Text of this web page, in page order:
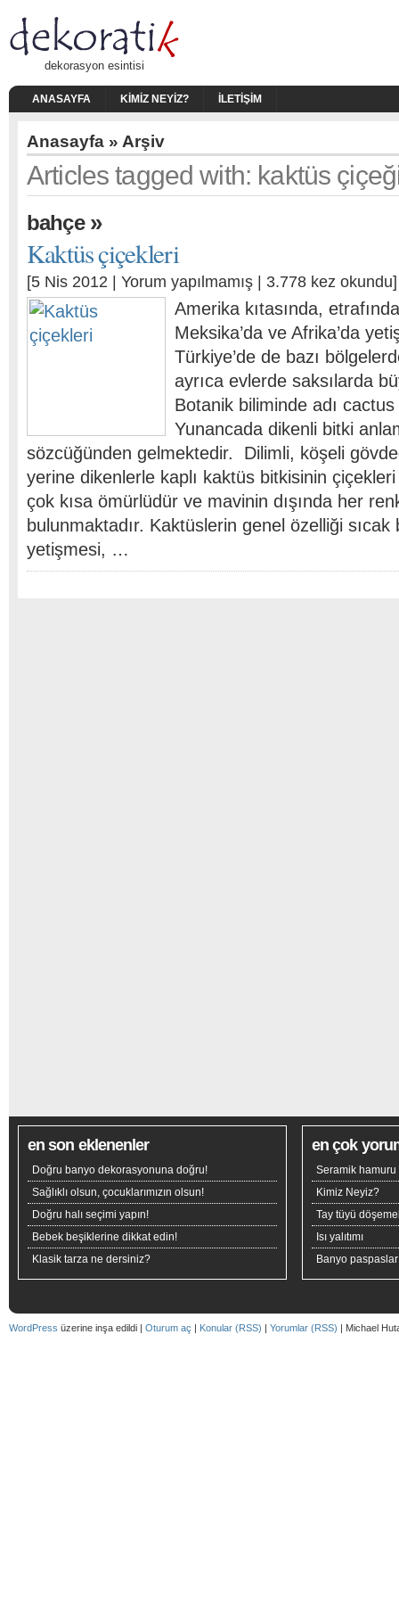
dekorasyon esintisi
ANASAYFA KIMIZ NEYIZ? İLETIŞIM
Anasayfa » Arşiv
Articles tagged with: kaktüs
bahçe»
Kaktüs çiçekleri
[5 Nis 2012 | Yorum yapılmamış | 3.778 kez okundu]
Amerika kıtasında,
Meksika’da ve Afrika’da
Türkiye’de de bazı
ayrıca evlerde saksılarda
Botanik biliminde adı
Yunancada dikenli bitki
sözcüğünden gelmektedir. Dilimli, köşeli
yerine dikenlerle kaplı kaktüs bitkisinin
çok kısa ömürlüdür ve mavinin dışında her
bulunmaktadır. Kaktüslerin genel özelliği sıcak
yetişmesi, …
en son eklenenler
Doğru banyo dekorasyonuna doğru!
Sağlıklı olsun, çocuklarımızın olsun!
Doğru halı seçimi yapın!
Bebek beşiklerine dikkat edin!
Klasik tarza ne dersiniz?
en çok
Seramik hamuru
Kimiz Neyiz?
Tay tüyü
Isı yalıtımı
Banyo
WordPress üzerine inşa edildi | Oturum aç | Konular (RSS) | Yorumlar (RSS) | Michael